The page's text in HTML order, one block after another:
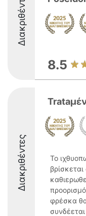
Διακριθέντες
8.5
Διακριθέντες
Το
φρέσκα